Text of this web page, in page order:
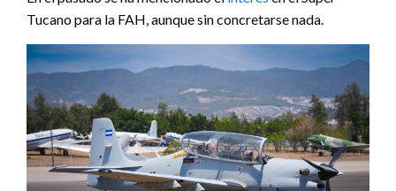
Tucano para la FAH, aunque sin concretarse nada.